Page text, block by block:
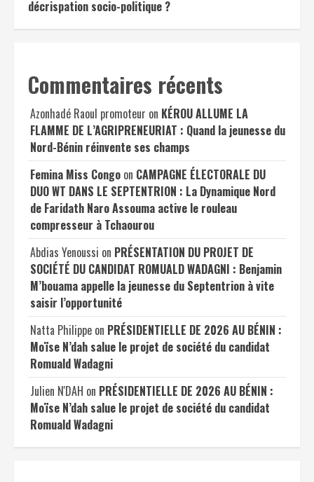
décrispation socio-politique ?
Commentaires récents
Azonhadé Raoul promoteur on KÉROU ALLUME LA
FLAMME DE L’AGRIPRENEURIAT : Quand la jeunesse du
Nord-Bénin réinvente ses champs
Femina Miss Congo on CAMPAGNE ÉLECTORALE DU
DUO WT DANS LE SEPTENTRION : La Dynamique Nord
de Faridath Naro Assouma active le rouleau
compresseur à Tchaourou
Abdias Yenoussi on PRÉSENTATION DU PROJET DE
SOCIÉTÉ DU CANDIDAT ROMUALD WADAGNI : Benjamin
M’bouama appelle la jeunesse du Septentrion à vite
saisir l’opportunité
Natta Philippe on PRÉSIDENTIELLE DE 2026 AU BÉNIN :
Moïse N’dah salue le projet de société du candidat
Romuald Wadagni
Julien N'DAH on PRÉSIDENTIELLE DE 2026 AU BÉNIN :
Moïse N’dah salue le projet de société du candidat
Romuald Wadagni